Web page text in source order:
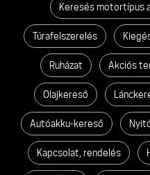
Keresés motortípus
Túrafelszerelés
Ruházat Akciós
Olajkereső
Autóakku-kereső
Kapcsolat, rendelés